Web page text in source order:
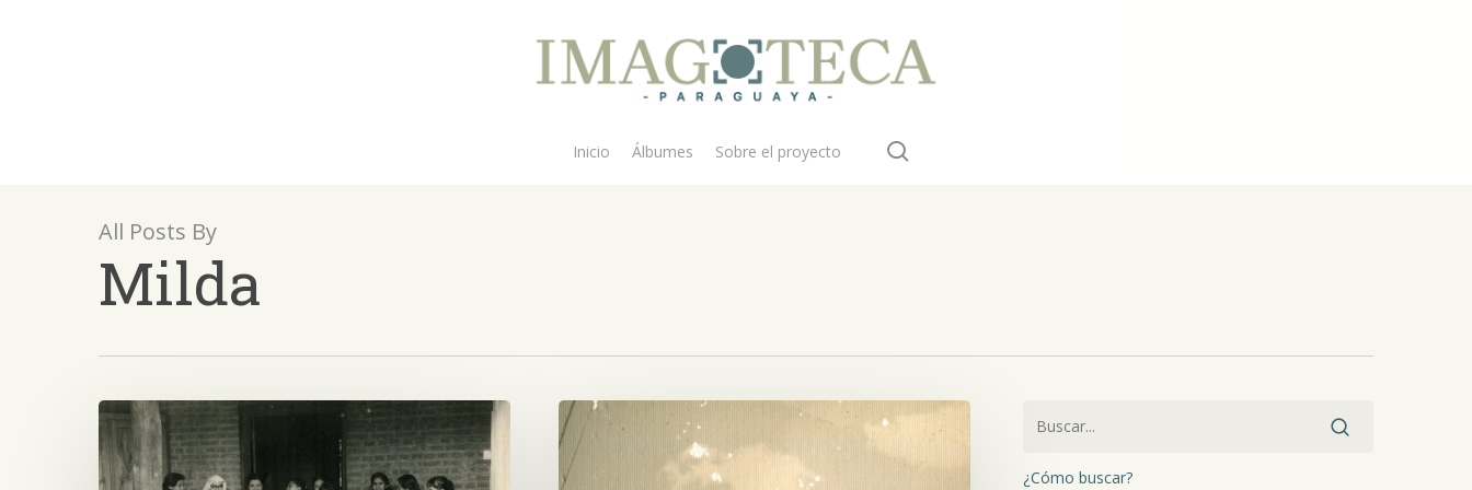
Inicio Álbumes Sobre el proyecto
All Posts By
Milda
Niña
jugando
en
Un
Ford
y
¿Cómo buscar?